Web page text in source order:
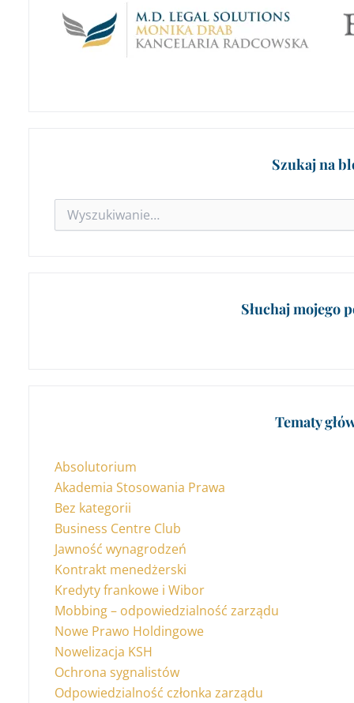
Szukaj na
Szukaj
dla:
Słuchaj mojego
Tematy
Absolutorium
Akademia Stosowania Prawa
Bez kategorii
Business Centre Club
Jawność wynagrodzeń
Kontrakt menedżerski
Kredyty frankowe i Wibor
Mobbing – odpowiedzialność zarządu
Nowe Prawo Holdingowe
Nowelizacja KSH
Ochrona sygnalistów
Odpowiedzialność członka zarządu